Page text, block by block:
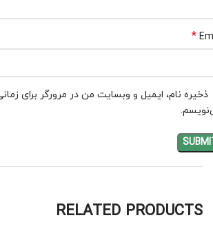
*
ذخیره نام، ایمیل و وبسایت من در مرورگر برای
RELATED PRODUCTS